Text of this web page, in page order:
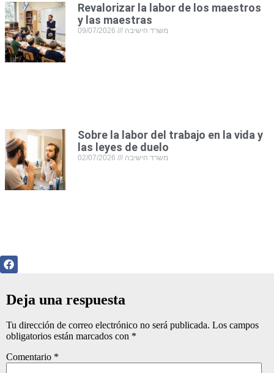
Revalorizar la labor de los maestros
y las maestras
משרד הישיבה 09/07/2026
Sobre la labor del trabajo en la vida y
las leyes de duelo
משרד הישיבה 02/07/2026
Deja una respuesta
Tu dirección de correo electrónico no será publicada. Los campos
obligatorios están marcados con *
Comentario *